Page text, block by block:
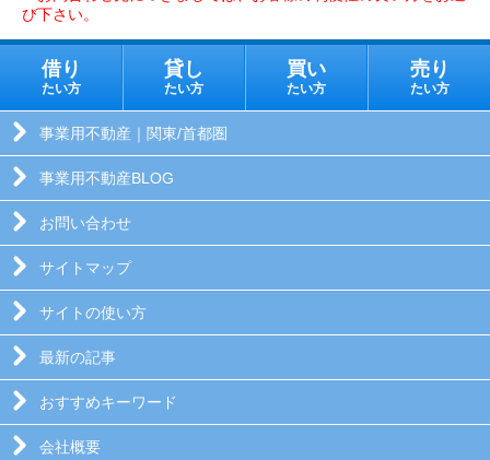
び下さい。
借り
たい方
貸し
たい方
買い
たい方
売り
たい方
事業用不動産｜関東/首都圏
事業用不動産BLOG
お問い合わせ
サイトマップ
サイトの使い方
最新の記事
おすすめキーワード
会社概要